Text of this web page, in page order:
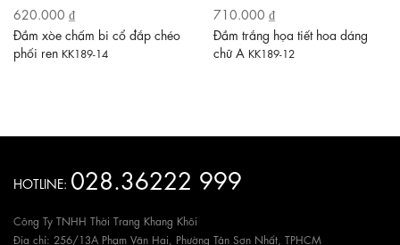
620.000 ₫
Đầm xòe chấm bi cổ đắp chéo
phối ren KK189-14
710.000 ₫
Đầm trắng họa tiết hoa dáng
chữ A KK189-12
HOTLINE: 028.36222 999
Công Ty TNHH Thời Trang Khang Khôi
Địa chỉ: 256/13A Phạm Văn Hai, Phường Tân Sơn Nhất, TPHCM